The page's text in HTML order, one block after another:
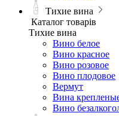
Тихие вина
Каталог товарів
Тихие вина
Вино белое
Вино красное
Вино розовое
Вино плодовое
Вермут
Вина
Вино